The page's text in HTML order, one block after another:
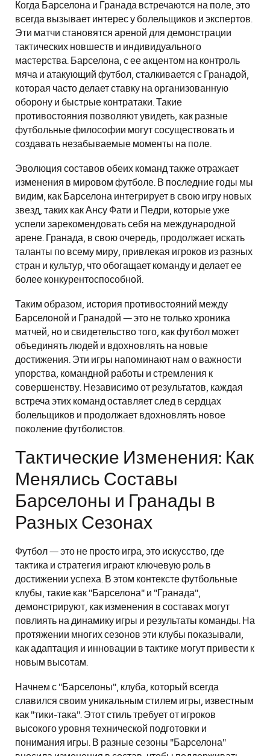
Когда Барселона и Гранада встречаются на поле, это
всегда вызывает интерес у болельщиков и экспертов.
Эти матчи становятся ареной для демонстрации
тактических новшеств и индивидуального
мастерства. Барселона, с ее акцентом на контроль
мяча и атакующий футбол, сталкивается с Гранадой,
которая часто делает ставку на организованную
оборону и быстрые контратаки. Такие
противостояния позволяют увидеть, как разные
футбольные философии могут сосуществовать и
создавать незабываемые моменты на поле.
Эволюция составов обеих команд также отражает
изменения в мировом футболе. В последние годы мы
видим, как Барселона интегрирует в свою игру новых
звезд, таких как Ансу Фати и Педри, которые уже
успели зарекомендовать себя на международной
арене. Гранада, в свою очередь, продолжает искать
таланты по всему миру, привлекая игроков из разных
стран и культур, что обогащает команду и делает ее
более конкурентоспособной.
Таким образом, история противостояний между
Барселоной и Гранадой — это не только хроника
матчей, но и свидетельство того, как футбол может
объединять людей и вдохновлять на новые
достижения. Эти игры напоминают нам о важности
упорства, командной работы и стремления к
совершенству. Независимо от результатов, каждая
встреча этих команд оставляет след в сердцах
болельщиков и продолжает вдохновлять новое
поколение футболистов.
Тактические Изменения: Как
Менялись Составы
Барселоны и Гранады в
Разных Сезонах
Футбол — это не просто игра, это искусство, где
тактика и стратегия играют ключевую роль в
достижении успеха. В этом контексте футбольные
клубы, такие как "Барселона" и "Гранада",
демонстрируют, как изменения в составах могут
повлиять на динамику игры и результаты команды. На
протяжении многих сезонов эти клубы показывали,
как адаптация и инновации в тактике могут привести к
новым высотам.
Начнем с "Барселоны", клуба, который всегда
славился своим уникальным стилем игры, известным
как "тики-така". Этот стиль требует от игроков
высокого уровня технической подготовки и
понимания игры. В разные сезоны "Барселона"